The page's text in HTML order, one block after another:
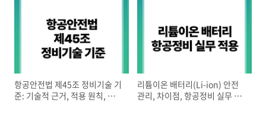
항공안전법 제45조 정비기술 기
준: 기술적 근거, 적용 원칙, 실무
리튬이온 배터리(Li-ion) 안전
관리, 차이점, 항공정비 실무 적